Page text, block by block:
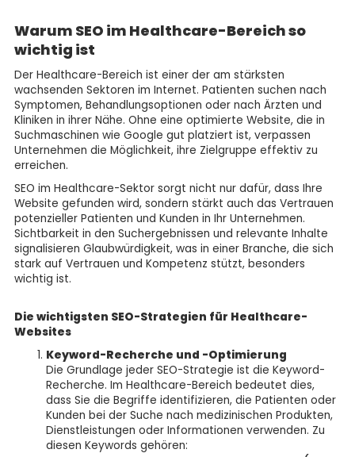
Warum SEO im Healthcare-Bereich so
wichtig ist
Der Healthcare-Bereich ist einer der am stärksten
wachsenden Sektoren im Internet. Patienten suchen nach
Symptomen, Behandlungsoptionen oder nach Ärzten und
Kliniken in ihrer Nähe. Ohne eine optimierte Website, die in
Suchmaschinen wie Google gut platziert ist, verpassen
Unternehmen die Möglichkeit, ihre Zielgruppe effektiv zu
erreichen.
SEO im Healthcare-Sektor sorgt nicht nur dafür, dass Ihre
Website gefunden wird, sondern stärkt auch das Vertrauen
potenzieller Patienten und Kunden in Ihr Unternehmen.
Sichtbarkeit in den Suchergebnissen und relevante Inhalte
signalisieren Glaubwürdigkeit, was in einer Branche, die sich
stark auf Vertrauen und Kompetenz stützt, besonders
wichtig ist.
Die wichtigsten SEO-Strategien für Healthcare-
Websites
Keyword-Recherche und -Optimierung
Die Grundlage jeder SEO-Strategie ist die Keyword-
Recherche. Im Healthcare-Bereich bedeutet dies,
dass Sie die Begriffe identifizieren, die Patienten oder
Kunden bei der Suche nach medizinischen Produkten,
Dienstleistungen oder Informationen verwenden. Zu
diesen Keywords gehören: